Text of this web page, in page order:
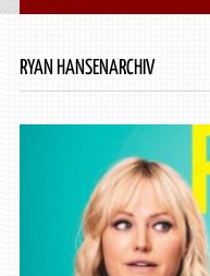
RYAN HANSENARCHIV